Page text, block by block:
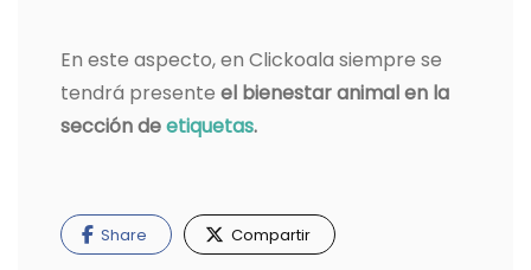
En este aspecto, en Clickoala siempre se
tendrá presente el bienestar animal en la
sección deetiquetas.
Share Compartir